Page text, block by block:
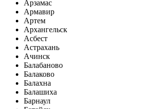
Арзамас
Армавир
Артем
Архангельск
Асбест
Астрахань
Ачинск
Балабаново
Балаково
Балахна
Балашиха
Барнаул